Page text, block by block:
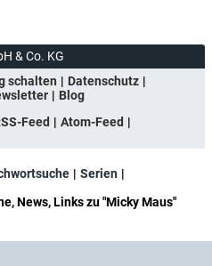
& Co. KG
schalten
Datenschutz
Blog
Feed
Atom-Feed
Serien
News, Links zu "Micky Maus"